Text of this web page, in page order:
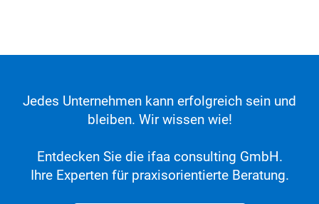
Jedes Unternehmen kann erfolgreich sein und
bleiben. Wir wissen wie!
Entdecken Sie die ifaa consulting GmbH.
Ihre Experten für praxisorientierte Beratung.